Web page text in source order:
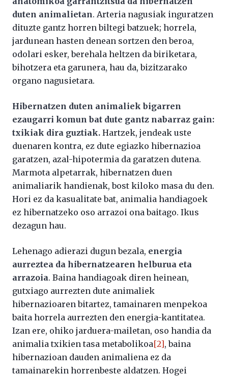
duten animalietan. Arteria nagusiak inguratzen
dituzte gantz horren biltegi batzuek; horrela,
jardunean hasten denean sortzen den beroa,
odolari esker, berehala heltzen da biriketara,
bihotzera eta garunera, hau da, bizitzarako
organo nagusietara.
Hibernatzen duten animaliek bigarren
ezaugarri komun bat dute gantz nabarraz gain:
txikiak dira guztiak. Hartzek, jendeak uste
duenaren kontra, ez dute egiazko hibernazioa
garatzen, azal-hipotermia da garatzen dutena.
Marmota alpetarrak, hibernatzen duen
animaliarik handienak, bost kiloko masa du den.
Hori ez da kasualitate bat, animalia handiagoek
ez hibernatzeko oso arrazoi ona baitago. Ikus
dezagun hau.
Lehenago adierazi dugun bezala, energia
aurreztea da hibernatzearen helburua eta
arrazoia. Baina handiagoak diren heinean,
gutxiago aurrezten dute animaliek
hibernazioaren bitartez, tamainaren menpekoa
baita horrela aurrezten den energia-kantitatea.
Izan ere, ohiko jarduera-mailetan, oso handia da
animalia txikien tasa metabolikoa[2], baina
hibernazioan dauden animaliena ez da
tamainarekin horrenbeste aldatzen. Hogei